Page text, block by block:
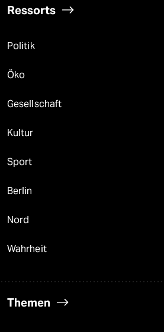
Ressorts
Politik
Öko
Gesellschaft
Kultur
Sport
Berlin
Nord
Wahrheit
Themen